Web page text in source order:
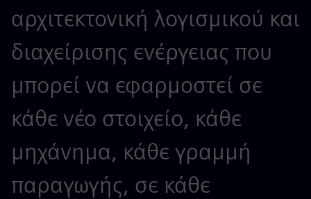
αρχιτεκτονική λογισμικού και
διαχείρισης ενέργειας που
μπορεί να εφαρμοστεί σε
κάθε νέο στοιχείο, κάθε
μηχάνημα, κάθε γραμμή
παραγωγής, σε κάθε